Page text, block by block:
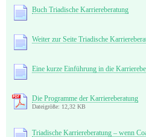
Buch Triadische Karriereberatung
Weiter zur Seite Triadische
Eine kurze Einführung in die
Die Programme der Karriereberatung
Dateigröße: 12,32 KB
Triadische Karriereberatung ‒ wenn